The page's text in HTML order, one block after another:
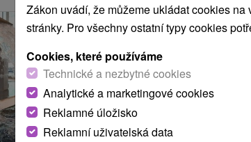
Zákon uvádí, že můžeme ukládat cookies
stránky. Pro všechny ostatní typy cookies
Cookies, které používáme
Technické a nezbytné cookies
Analytické a marketingové cookies
Reklamné úložisko
Reklamní uživatelská data